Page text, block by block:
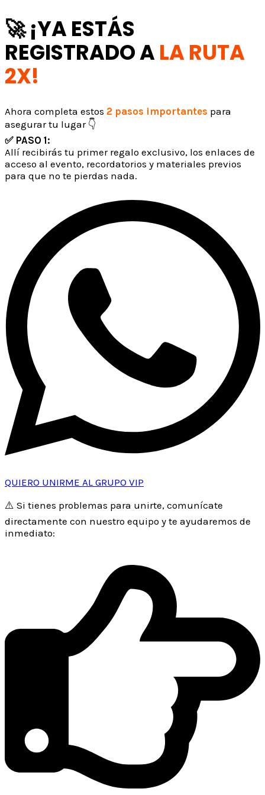
🚀 ¡YA ESTÁS
REGISTRADO ALA RUTA
2X!
Ahora completa estos 2 pasos importantes para
asegurar tu lugar 👇
✅ PASO 1:
Allí recibirás tu primer regalo exclusivo, los enlaces de
acceso al evento, recordatorios y materiales previos
para que no te pierdas nada.
QUIERO UNIRME AL GRUPO VIP
⚠️ Si tienes problemas para unirte, comunícate
directamente con nuestro equipo y te ayudaremos de
inmediato: